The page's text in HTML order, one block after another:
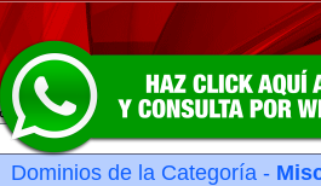
Dominios de la Categoría -